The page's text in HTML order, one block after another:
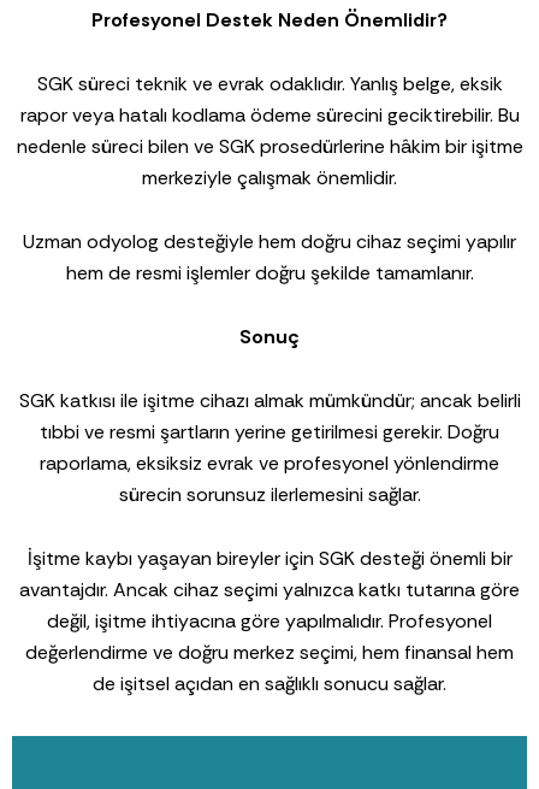
Profesyonel Destek Neden Önemlidir?
SGK süreci teknik ve evrak odaklıdır. Yanlış belge, eksik
rapor veya hatalı kodlama ödeme sürecini geciktirebilir. Bu
nedenle süreci bilen ve SGK prosedürlerine hâkim bir işitme
merkeziyle çalışmak önemlidir.
Uzman odyolog desteğiyle hem doğru cihaz seçimi yapılır
hem de resmi işlemler doğru şekilde tamamlanır.
Sonuç
SGK katkısı ile işitme cihazı almak mümkündür; ancak belirli
tıbbi ve resmi şartların yerine getirilmesi gerekir. Doğru
raporlama, eksiksiz evrak ve profesyonel yönlendirme
sürecin sorunsuz ilerlemesini sağlar.
İşitme kaybı yaşayan bireyler için SGK desteği önemli bir
avantajdır. Ancak cihaz seçimi yalnızca katkı tutarına göre
değil, işitme ihtiyacına göre yapılmalıdır. Profesyonel
değerlendirme ve doğru merkez seçimi, hem finansal hem
de işitsel açıdan en sağlıklı sonucu sağlar.